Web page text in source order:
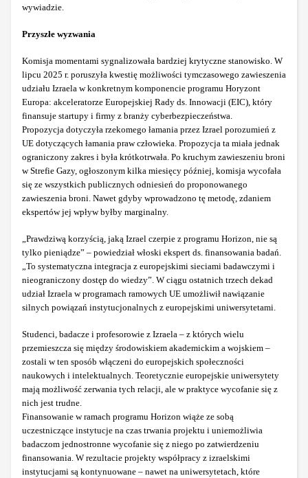
wywiadzie.
Przyszłe wyzwania
Komisja momentami sygnalizowała bardziej krytyczne stanowisko. W
lipcu 2025 r. poruszyła kwestię możliwości tymczasowego zawieszenia
udziału Izraela w konkretnym komponencie programu Horyzont
Europa: akceleratorze Europejskiej Rady ds. Innowacji (EIC), który
finansuje startupy i firmy z branży cyberbezpieczeństwa.
Propozycja dotyczyła rzekomego łamania przez Izrael porozumień z
UE dotyczących łamania praw człowieka. Propozycja ta miała jednak
ograniczony zakres i była krótkotrwała. Po kruchym zawieszeniu broni
w Strefie Gazy, ogłoszonym kilka miesięcy później, komisja wycofała
się ze wszystkich publicznych odniesień do proponowanego
zawieszenia broni. Nawet gdyby wprowadzono tę metodę, zdaniem
ekspertów jej wpływ byłby marginalny.
„Prawdziwą korzyścią, jaką Izrael czerpie z programu Horizon, nie są
tylko pieniądze” – powiedział włoski ekspert ds. finansowania badań.
„To systematyczna integracja z europejskimi sieciami badawczymi i
nieograniczony dostęp do wiedzy”. W ciągu ostatnich trzech dekad
udział Izraela w programach ramowych UE umożliwił nawiązanie
silnych powiązań instytucjonalnych z europejskimi uniwersytetami.
Studenci, badacze i profesorowie z Izraela – z których wielu
przemieszcza się między środowiskiem akademickim a wojskiem –
zostali w ten sposób włączeni do europejskich społeczności
naukowych i intelektualnych. Teoretycznie europejskie uniwersytety
mają możliwość zerwania tych relacji, ale w praktyce wycofanie się z
nich jest trudne.
Finansowanie w ramach programu Horizon wiąże ze sobą
uczestniczące instytucje na czas trwania projektu i uniemożliwia
badaczom jednostronne wycofanie się z niego po zatwierdzeniu
finansowania. W rezultacie projekty współpracy z izraelskimi
instytucjami są kontynuowane – nawet na uniwersytetach, które